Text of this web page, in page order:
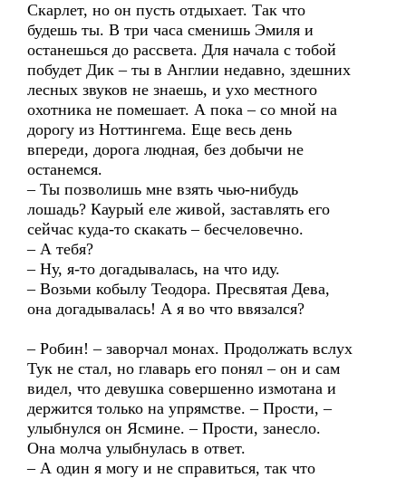
Скарлет, но он пусть отдыхает. Так что
будешь ты. В три часа сменишь Эмиля и
останешься до рассвета. Для начала с тобой
побудет Дик – ты в Англии недавно, здешних
лесных звуков не знаешь, и ухо местного
охотника не помешает. А пока – со мной на
дорогу из Ноттингема. Еще весь день
впереди, дорога людная, без добычи не
останемся.
– Ты позволишь мне взять чью-нибудь
лошадь? Каурый еле живой, заставлять его
сейчас куда-то скакать – бесчеловечно.
– А тебя?
– Ну, я-то догадывалась, на что иду.
– Возьми кобылу Теодора. Пресвятая Дева,
она догадывалась! А я во что ввязался?
– Робин! – заворчал монах. Продолжать вслух
Тук не стал, но главарь его понял – он и сам
видел, что девушка совершенно измотана и
держится только на упрямстве. – Прости, –
улыбнулся он Ясмине. – Прости, занесло.
Она молча улыбнулась в ответ.
– А один я могу и не справиться, так что